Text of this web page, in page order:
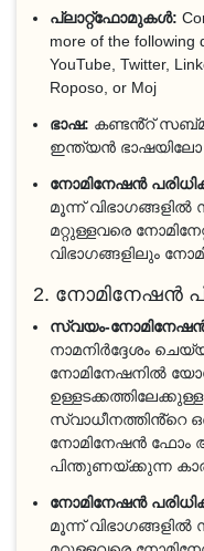
പ്ലാറ്റ്‌ഫോമുകൾ:
more of the following
YouTube, Twitter,
Roposo, or Moj
ഭാഷ: കണ്ടൻ്റ്
ഇന്ത്യൻ
നോമിനേഷൻ
മൂന്ന് വിഭാഗങ്ങളിൽ
മറ്റുള്ളവരെ
വിഭാഗങ്ങളിലും
2. നോമിനേഷൻ
സ്വയം-
നാമനിർദ്ദേശം
നോമിനേഷനിൽ
സ്വാധീനത്തിൻ്റെ
നോമിനേഷൻ ഫോം
പിന്തുണയ്ക്കുന്ന
നോമിനേഷൻ
മൂന്ന് വിഭാഗങ്ങളിൽ